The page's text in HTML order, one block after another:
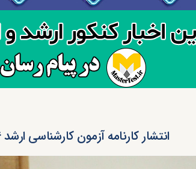
انتشار کارنامه آزمون کارشناسی ارشد ۹۶ در نیمه‌دوم خرداد